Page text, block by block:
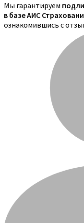
Мы гарантируем
в базе АИС
ознакомившись с